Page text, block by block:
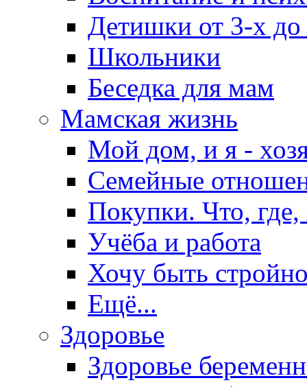
Детишки от 3-х
Школьники
Беседка для мам
Мамская жизнь
Мой дом, и я -
Семейные
Покупки. Что, где,
Учёба и работа
Хочу быть
Ещё...
Здоровье
Здоровье